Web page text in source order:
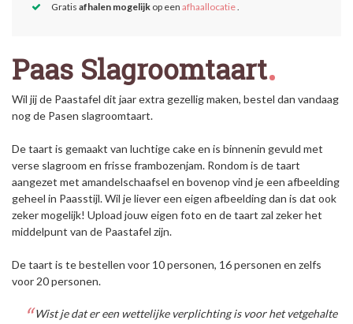
Gratis afhalen mogelijk op een afhaallocatie.
Paas Slagroomtaart
Wil jij de Paastafel dit jaar extra gezellig maken, bestel dan vandaag
nog de Pasen slagroomtaart.
De taart is gemaakt van luchtige cake en is binnenin gevuld met
verse slagroom en frisse frambozenjam. Rondom is de taart
aangezet met amandelschaafsel en bovenop vind je een afbeelding
geheel in Paasstijl. Wil je liever een eigen afbeelding dan is dat ook
zeker mogelijk! Upload jouw eigen foto en de taart zal zeker het
middelpunt van de Paastafel zijn.
De taart is te bestellen voor 10 personen, 16 personen en zelfs
voor 20 personen.
Wist je dat er een wettelijke verplichting is voor het vetgehalte